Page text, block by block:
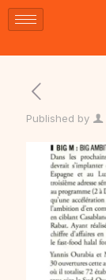
Published by